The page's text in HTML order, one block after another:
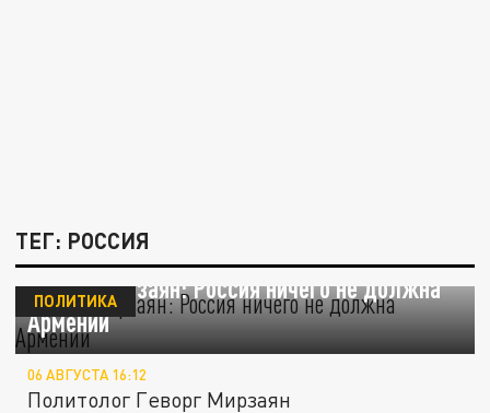
ТЕГ: РОССИЯ
Геворг Мирзаян: Россия ничего не должна
Армении
ПОЛИТИКА
06 АВГУСТА 16:12
Политолог Геворг Мирзаян